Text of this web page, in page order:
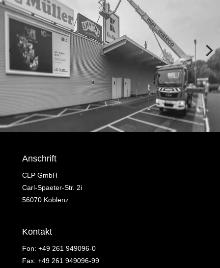
Anschrift
CLP GmbH
Carl-Spaeter-Str. 2i
56070 Koblenz
Kontakt
Fon: +49 261 949096-0
Fax: +49 261 949096-99